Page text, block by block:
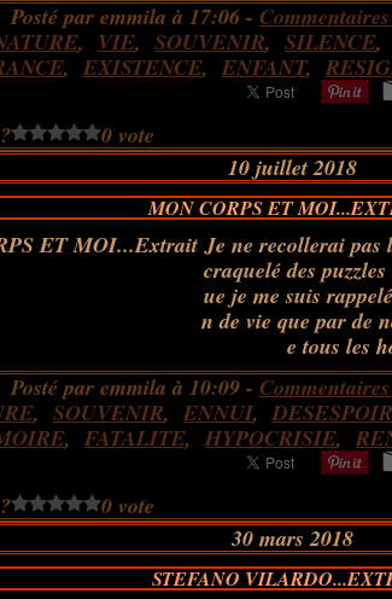
Posté par emmila à 17:06 -
, VIE, SOUVENIR, SILENCE,
, EXISTENCE, ENFANT,
0 vote
10 juillet 2018
MON CORPS ET
Je ne recollerai pas
craquelé des
ue je me suis
n de vie que par de
e tous les
Posté par emmila à 10:09 -
, SOUVENIR, ENNUI,DESESPOIR
, FATALITE, HYPOCRISIE,
0 vote
30 mars 2018
STEFANO